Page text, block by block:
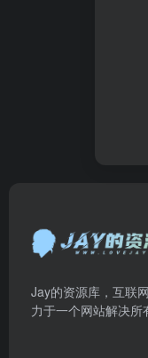
Jay的资源库，互联
力于一个网站解决所